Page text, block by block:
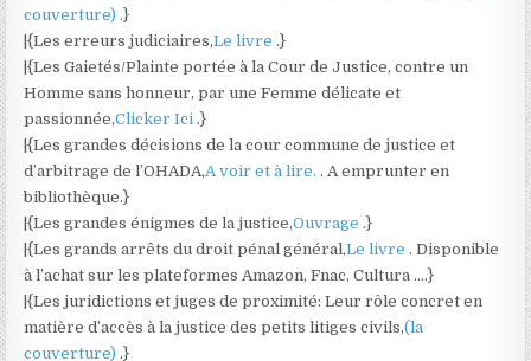
couverture).}
|{Les erreurs judiciaires,Le livre.}
|{Les Gaietés/Plainte portée à la Cour de Justice, contre un
Homme sans honneur, par une Femme délicate et
passionnée,Clicker Ici.}
|{Les grandes décisions de la cour commune de justice et
d’arbitrage de l’OHADA,A voir et à lire.. A emprunter en
bibliothèque.}
|{Les grandes énigmes de la justice,Ouvrage.}
|{Les grands arrêts du droit pénal général,Le livre. Disponible
à l’achat sur les plateformes Amazon, Fnac, Cultura ….}
|{Les juridictions et juges de proximité: Leur rôle concret en
matière d’accès à la justice des petits litiges civils,(la
couverture).}